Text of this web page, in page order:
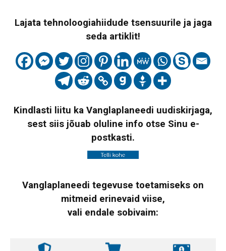
Lajata tehnoloogiahiidude tsensuurile ja jaga
seda artiklit!
Kindlasti liitu ka Vanglaplaneedi uudiskirjaga,
sest siis jõuab oluline info otse Sinu e-
postkasti.
Vanglaplaneedi tegevuse toetamiseks on
mitmeid erinevaid viise,
vali endale sobivaim: